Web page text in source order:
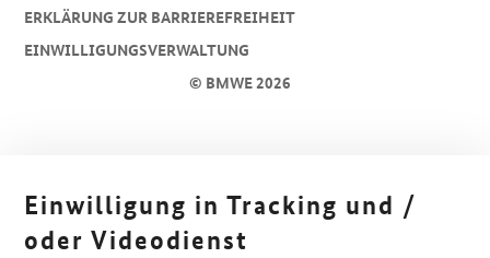
© BMWE 2026
ERKLÄRUNG ZUR BARRIEREFREIHEIT
EINWILLIGUNGSVERWALTUNG
Einwilligung in Tracking und /
oder Videodienst